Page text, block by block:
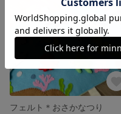
フェルト＊おさかなつり